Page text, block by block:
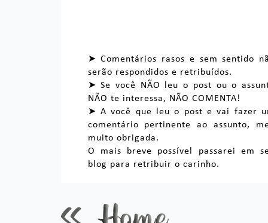
➤ Comentários rasos e sem sentido
serão respondidos e retribuídos.
➤ Se você NÃO leu o post ou o
NÃO te interessa, NÃO COMENTA!
➤ A você que leu o post e vai fazer
comentário pertinente ao assunto,
muito obrigada.
O mais breve possível passarei em
blog para retribuir o carinho.